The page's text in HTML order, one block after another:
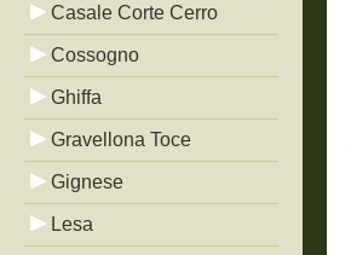
Casale Corte Cerro
Cossogno
Ghiffa
Gravellona Toce
Gignese
Lesa